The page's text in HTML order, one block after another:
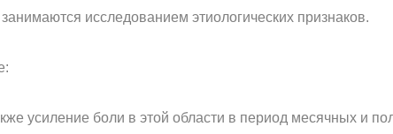
исследованием этиологических признаков.
усиление боли в этой области в период месячных и